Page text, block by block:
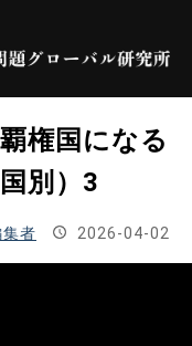
権国になる
別）3
集者 2026-04-02